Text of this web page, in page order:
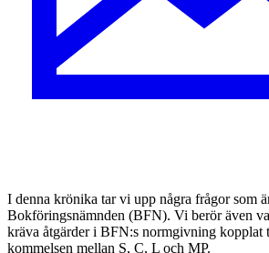
I denna krönika tar vi upp några frågor som
Bokföringsnämnden (BFN). Vi berör även
kräva åtgärder i BFN:s normgivning
kommelsen mellan S, C, L och MP.